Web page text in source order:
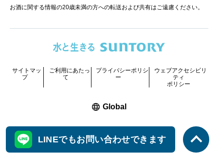
LINEでもお問い合わせできます
お酒に関する情報の20歳未満の方への転送および共有はご遠慮ください。
ALL RIGHTS RESERVED.
サイトマッ
プ
ご利用にあたっ
て
プライバシーポリシ
ー
ウェブアクセシビリ
ティ
ポリシー
Global新しいウィンドウで開く